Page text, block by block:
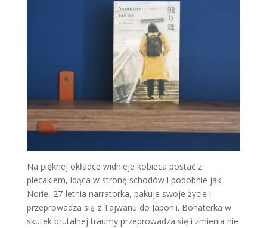
Na pięknej okładce widnieje kobieca postać z
plecakiem, idąca w stronę schodów i podobnie jak
Norie, 27-letnia narratorka, pakuje swoje życie i
przeprowadza się z Tajwanu do Japonii. Bohaterka w
skutek brutalnej traumy przeprowadza się i zmienia nie